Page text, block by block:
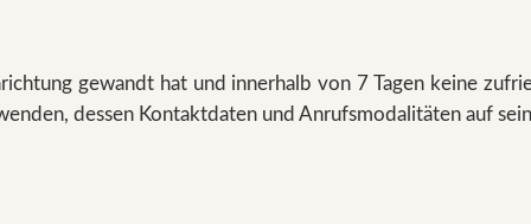
gewandt hat und innerhalb von 7 Tagen keine
dessen Kontaktdaten und Anrufsmodalitäten auf